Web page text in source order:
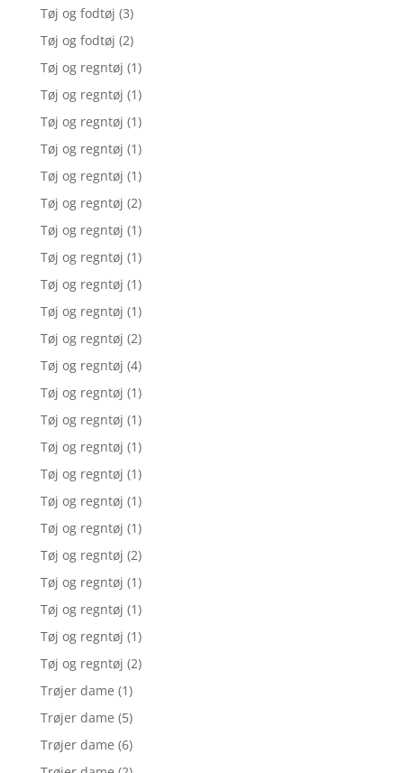
Tøj og fodtøj (3)
Tøj og fodtøj (2)
Tøj og regntøj (1)
Tøj og regntøj (1)
Tøj og regntøj (1)
Tøj og regntøj (1)
Tøj og regntøj (1)
Tøj og regntøj (2)
Tøj og regntøj (1)
Tøj og regntøj (1)
Tøj og regntøj (1)
Tøj og regntøj (1)
Tøj og regntøj (2)
Tøj og regntøj (4)
Tøj og regntøj (1)
Tøj og regntøj (1)
Tøj og regntøj (1)
Tøj og regntøj (1)
Tøj og regntøj (1)
Tøj og regntøj (1)
Tøj og regntøj (2)
Tøj og regntøj (1)
Tøj og regntøj (1)
Tøj og regntøj (1)
Tøj og regntøj (2)
Trøjer dame (1)
Trøjer dame (5)
Trøjer dame (6)